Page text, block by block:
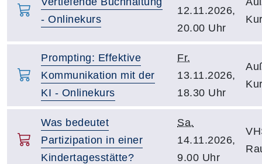
- Onlinekurs
12.11.2026,
20.00 Uhr
Prompting: Effektive
Kommunikation mit der
KI - Onlinekurs
Fr.
13.11.2026,
18.30 Uhr
Was bedeutet
Partizipation in einer
Kindertagesstätte?
Sa.
14.11.2026,
9.00 Uhr